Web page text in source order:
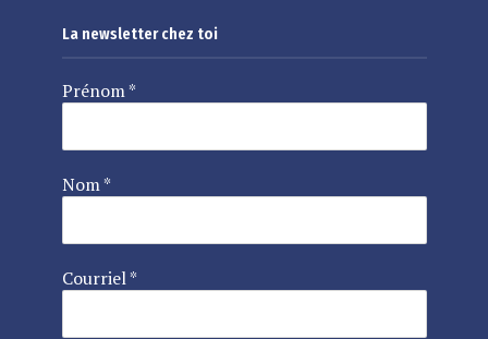
La newsletter chez toi
Prénom*
Nom*
Courriel*